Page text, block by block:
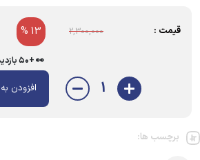
قیمت : 2,300,000
13 %
1
👀 +۵۰ بازدید در ۲۴ ساعت اخیر
افزودن به سبد خرید
برچسب ها: